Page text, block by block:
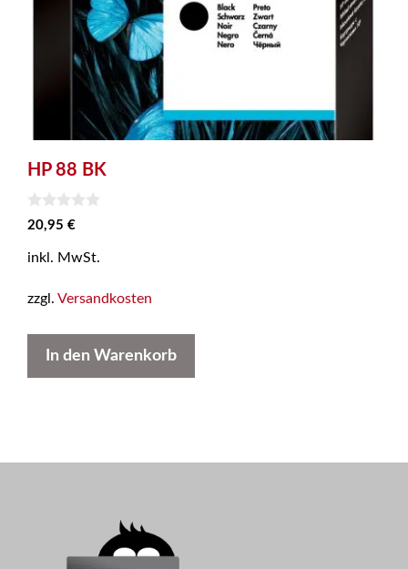
HP 88 BK
0
v
n
20,95 €
inkl. MwSt.
zzgl. Versandkosten
In den Warenkorb